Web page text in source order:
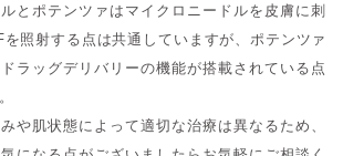
とポテンツァはマイクロニードルを皮膚に刺
を照射する点は共通していますが、ポテンツァ
ラッグデリバリーの機能が搭載されている点
や肌状態によって適切な治療は異なるため、